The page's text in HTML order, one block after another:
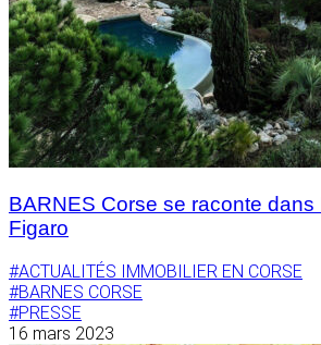
BARNES Corse se raconte dans
Figaro
#ACTUALITÉS IMMOBILIER EN CORSE
#BARNES CORSE
#PRESSE
16 mars 2023